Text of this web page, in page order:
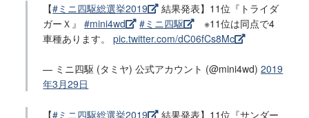
【#ミニ四駆総選挙2019
結果発表】11位『トライダ
ガーＸ』#mini4wd #ミニ四駆
※11位は同点で4
車種あります。pic.twitter.com/dC06fCs8Mc
— ミニ四駆 (タミヤ) 公式アカウント (@mini4wd)2019
年3月29日
【#ミニ四駆総選挙2019 結果発表】11位『サンダー